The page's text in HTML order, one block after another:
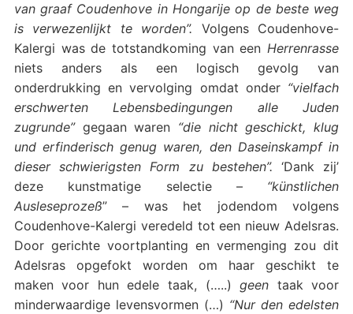
van graaf Coudenhove in Hongarije op de beste weg
is verwezenlijkt te worden”. Volgens Coudenhove-
Kalergi was de totstandkoming van eenHerrenrasse
niets anders als een logisch gevolg van
onderdrukking en vervolging omdat onder “vielfach
erschwerten Lebensbedingungen alle Juden
zugrunde” gegaan waren “die nicht geschickt, klug
und erfinderisch genug waren, den Daseinskampf in
dieser schwierigsten Form zu bestehen”. ‘Dank zij’
deze kunstmatige selectie – “künstlichen
Ausleseprozeß” – was het jodendom volgens
Coudenhove-Kalergi veredeld tot een nieuw Adelsras.
Door gerichte voortplanting en vermenging zou dit
Adelsras opgefokt worden om haar geschikt te
maken voor hun edele taak, (…..)geen taak voor
minderwaardige levensvormen (…) “Nur den edelsten